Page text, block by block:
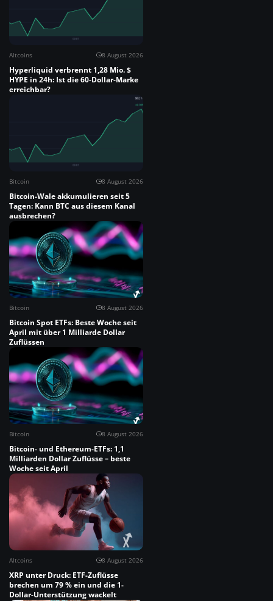
Altcoins 8 August 2026
Hyperliquid verbrennt 1,28 Mio. $
HYPE in 24h: Ist die 60-Dollar-Marke
erreichbar?
Bitcoin 8 August 2026
Bitcoin-Wale akkumulieren seit 5
Tagen: Kann BTC aus diesem Kanal
ausbrechen?
Bitcoin 8 August 2026
Bitcoin Spot ETFs: Beste Woche seit
April mit über 1 Milliarde Dollar
Zuflüssen
Bitcoin 8 August 2026
Bitcoin- und Ethereum-ETFs: 1,1
Milliarden Dollar Zuflüsse – beste
Woche seit April
Altcoins 8 August 2026
XRP unter Druck: ETF-Zuflüsse
brechen um 79 % ein und die 1-
Dollar-Unterstützung wackelt